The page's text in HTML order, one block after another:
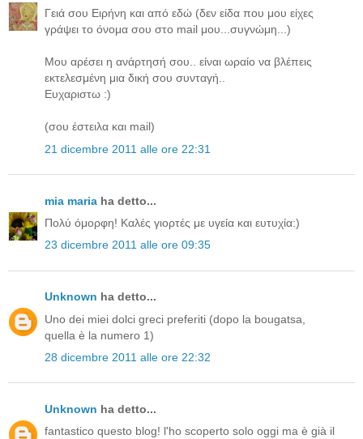
Γειά σου Ειρήνη και από εδώ (δεν είδα που μου είχες
γράψει το όνομα σου στο mail μου...συγνώμη...)
Μου αρέσει η ανάρτησή σου.. είναι ωραίο να βλέπεις
εκτελεσμένη μια δική σου συνταγή..
Ευχαριστω :)
(σου έστειλα και mail)
21 dicembre 2011 alle ore 22:31
mia maria ha detto...
Πολύ όμορφη! Καλές γιορτές με υγεία και ευτυχία:)
23 dicembre 2011 alle ore 09:35
Unknown ha detto...
Uno dei miei dolci greci preferiti (dopo la bougatsa,
quella è la numero 1)
28 dicembre 2011 alle ore 22:32
Unknown ha detto...
fantastico questo blog! l'ho scoperto solo oggi ma è già il